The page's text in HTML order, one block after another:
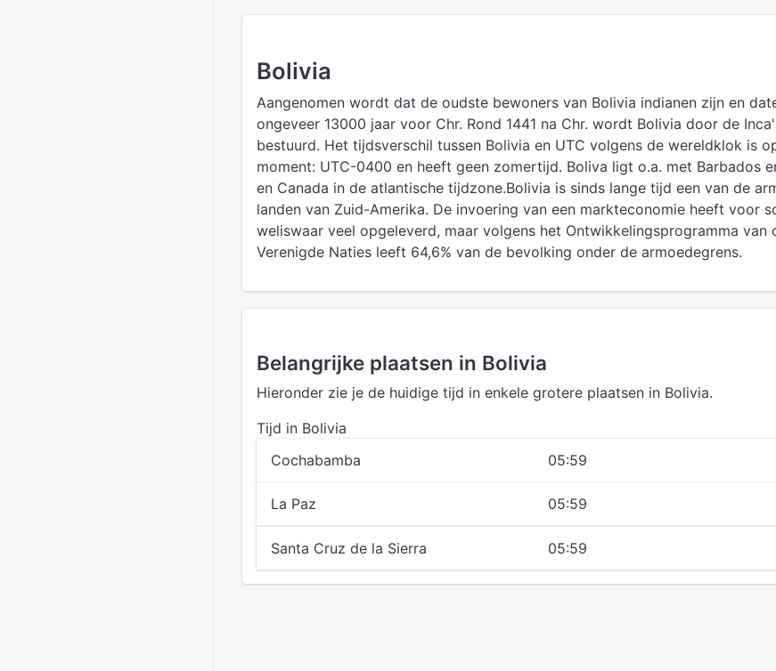
Bolivia
Aangenomen wordt dat de oudste bewoners van Bolivia indianen zijn en
ongeveer 13000 jaar voor Chr. Rond 1441 na Chr. wordt Bolivia door de
bestuurd. Het tijdsverschil tussen Bolivia en UTC volgens de wereldklok is
moment: UTC-0400 en heeft geen zomertijd. Boliva ligt o.a. met Barbados
en Canada in de atlantische tijdzone.Bolivia is sinds lange tijd een van de
landen van Zuid-Amerika. De invoering van een markteconomie heeft voor
weliswaar veel opgeleverd, maar volgens het Ontwikkelingsprogramma van
Verenigde Naties leeft 64,6% van de bevolking onder de armoedegrens.
Belangrijke plaatsen in Bolivia
Hieronder zie je de huidige tijd in enkele grotere plaatsen in Bolivia.
Tijd in Bolivia
Cochabamba
05:59
La Paz 05:59
Santa Cruz de la Sierra 05:59